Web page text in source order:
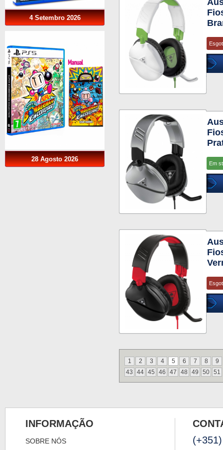
4 Setembro 2026
28 Agosto 2026
Em
1 2 3 4 5 6 7 8
9
43
44 45 46 47 48 49 50 51
INFORMAÇÃO
SOBRE NÓS